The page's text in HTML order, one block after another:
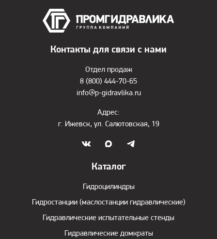
Контакты для связи с нами
Отдел продаж
8 (800) 444-70-65
info@p-gidravlika.ru
Адрес:
г. Ижевск, ул. Салютовская, 19
Каталог
Гидроцилиндры
Гидростанции (маслостанции гидравлические)
Гидравлические испытательные стенды
Гидравлические домкраты